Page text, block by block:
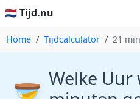
🇳🇱 Tijd.nu
Home Tijdcalculator 21
Welke Uur